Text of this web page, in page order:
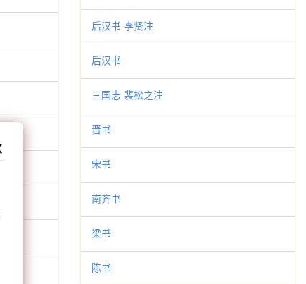
后汉书 李贤注
后汉书
三国志 裴松之注
晋书
宋书
南齐书
梁书
陈书